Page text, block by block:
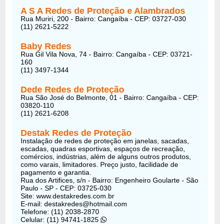
A S A Redes de Proteção e Alambrados
Rua Muriri, 200 - Bairro: Cangaíba - CEP: 03727-030
(11) 2621-5222
Baby Redes
Rua Gil Vila Nova, 74 - Bairro: Cangaíba - CEP: 03721-
160
(11) 3497-1344
Dede Redes de Proteção
Rua São José do Belmonte, 01 - Bairro: Cangaíba - CEP:
03820-110
(11) 2621-6208
Destak Redes de Proteção
Instalação de redes de proteção em janelas, sacadas,
escadas, quadras esportivas, espaços de recreação,
comércios, indústrias, além de alguns outros produtos,
como varais, limitadores. Preço justo, facilidade de
pagamento e garantia.
Rua dos Artifices, s/n - Bairro: Engenheiro Goularte - São
Paulo - SP - CEP: 03725-030
Site: www.destakredes.com.br
E-mail:destakredes@hotmail.com
Telefone: (11) 2038-2870
Celular: (11) 94741-1825